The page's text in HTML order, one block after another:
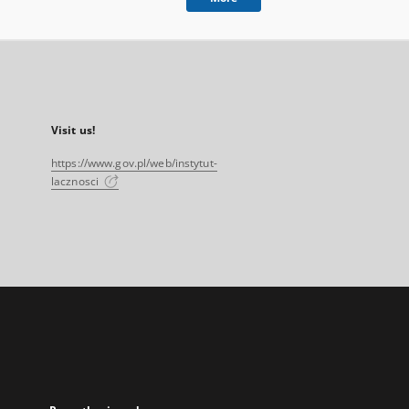
Visit us!
https://www.gov.pl/web/instytut-
lacznosci